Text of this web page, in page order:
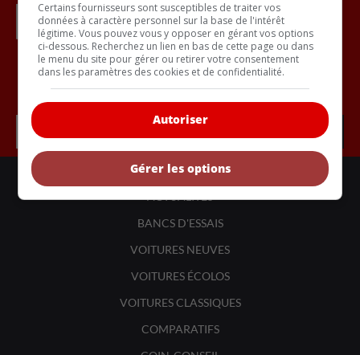
Inscrivez vous à l'infolettre.
LIENS UTILES
ACTUALITÉS
BANCS D'ESSAIS
VOITURES NEUVES
VOITURES ÉCOLOS
VOITURES CLASSIQUES
COMPARATIFS
Certains fournisseurs sont susceptibles de traiter vos
données à caractère personnel sur la base de l'intérêt
légitime. Vous pouvez vous y opposer en gérant vos options
ci-dessous. Recherchez un lien en bas de cette page ou dans
le menu du site pour gérer ou retirer votre consentement
dans les paramètres des cookies et de confidentialité.
Autoriser
Gérer les options